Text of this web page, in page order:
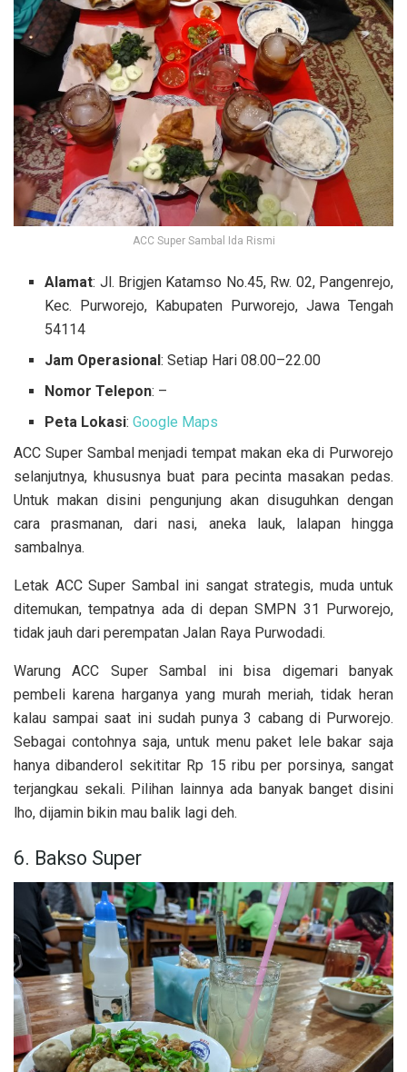
ACC Super Sambal Ida Rismi
Alamat: Jl. Brigjen Katamso No.45, Rw. 02, Pangenrejo,
Kec. Purworejo, Kabupaten Purworejo, Jawa Tengah
54114
Jam Operasional: Setiap Hari 08.00–22.00
Nomor Telepon: –
Peta Lokasi:Google Maps
ACC Super Sambal menjadi tempat makan eka di Purworejo
selanjutnya, khususnya buat para pecinta masakan pedas.
Untuk makan disini pengunjung akan disuguhkan dengan
cara prasmanan, dari nasi, aneka lauk, lalapan hingga
sambalnya.
Letak ACC Super Sambal ini sangat strategis, muda untuk
ditemukan, tempatnya ada di depan SMPN 31 Purworejo,
tidak jauh dari perempatan Jalan Raya Purwodadi.
Warung ACC Super Sambal ini bisa digemari banyak
pembeli karena harganya yang murah meriah, tidak heran
kalau sampai saat ini sudah punya 3 cabang di Purworejo.
Sebagai contohnya saja, untuk menu paket lele bakar saja
hanya dibanderol sekititar Rp 15 ribu per porsinya, sangat
terjangkau sekali. Pilihan lainnya ada banyak banget disini
lho, dijamin bikin mau balik lagi deh.
6. Bakso Super